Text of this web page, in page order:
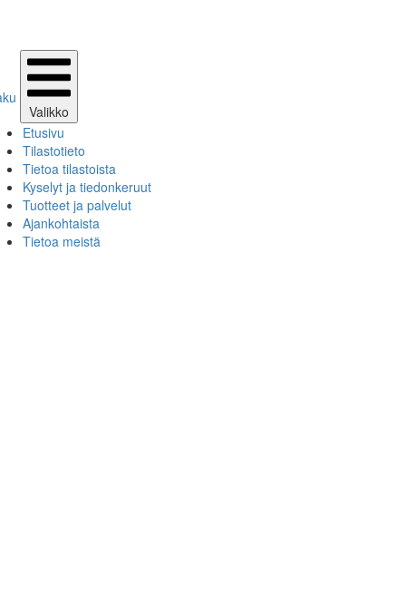
Valikko
Etusivu
Tilastotieto
Tietoa tilastoista
Kyselyt ja tiedonkeruut
Tuotteet ja palvelut
Ajankohtaista
Tietoa meistä